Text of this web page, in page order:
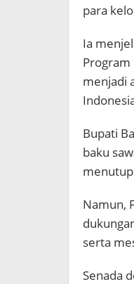
para
Ia
menjadi
Bupati
baku
Namun,
serta
Senada